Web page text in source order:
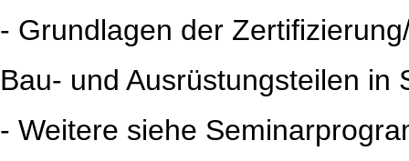
- Grundlagen der
Bau- und Ausrüstungsteilen in
- Weitere siehe